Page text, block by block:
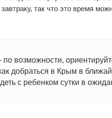
так что это время
возможности,
добраться в Крым в
с ребенком сутки в